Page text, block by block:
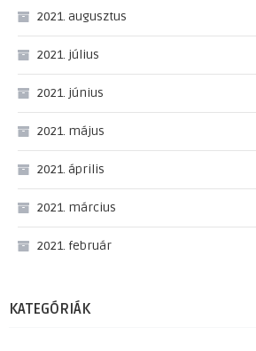
2021. augusztus
2021. július
2021. június
2021. május
2021. április
2021. március
2021. február
KATEGÓRIÁK